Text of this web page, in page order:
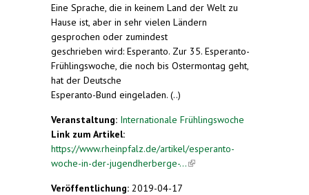
Eine Sprache, die in keinem Land der Welt zu
Hause ist, aber in sehr vielen Ländern
gesprochen oder zumindest
geschrieben wird: Esperanto. Zur 35. Esperanto-
Frühlingswoche, die noch bis Ostermontag geht,
hat der Deutsche
Esperanto-Bund eingeladen. (..)
Veranstaltung: Internationale Frühlingswoche
Link zum Artikel:
https://www.rheinpfalz.de/artikel/esperanto-
woche-in-der-jugendherberge-...(link is external)
Veröffentlichung: 2019-04-17